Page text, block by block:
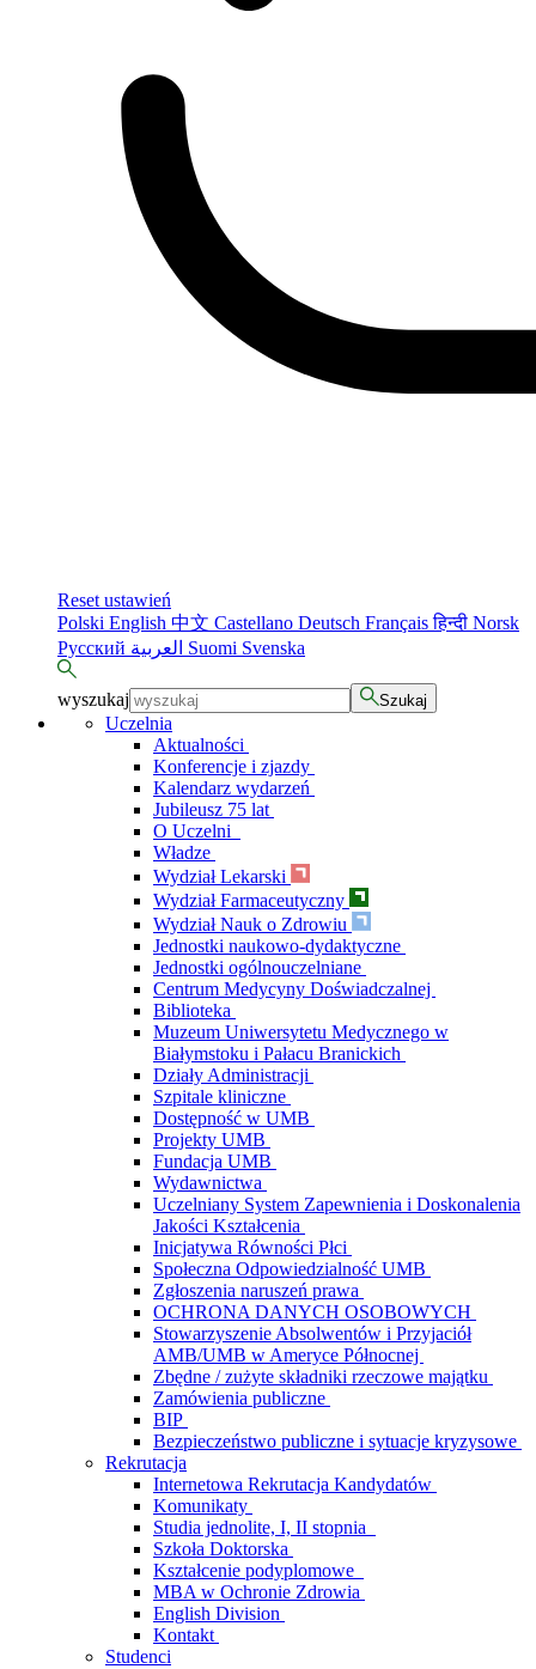
Reset ustawień
Polski English 中文 Castellano Deutsch Françaisहिन्दी Norsk
Русский
Suomi Svenska
wyszukaj Szukaj
Uczelnia
Aktualności
Konferencje i zjazdy
Kalendarz wydarzeń
Jubileusz 75 lat
O Uczelni
Władze
Wydział Lekarski
Wydział Farmaceutyczny
Wydział Nauk o Zdrowiu
Jednostki naukowo-dydaktyczne
Jednostki ogólnouczelniane
Centrum Medycyny Doświadczalnej
Biblioteka
Muzeum Uniwersytetu Medycznego w
Białymstoku i Pałacu Branickich
Działy Administracji
Szpitale kliniczne
Dostępność w UMB
Projekty UMB
Fundacja UMB
Wydawnictwa
Uczelniany System Zapewnienia i Doskonalenia
Jakości Kształcenia
Inicjatywa Równości Płci
Społeczna Odpowiedzialność UMB
Zgłoszenia naruszeń prawa
OCHRONA DANYCH OSOBOWYCH
Stowarzyszenie Absolwentów i Przyjaciół
AMB/UMB w Ameryce Północnej
Zbędne / zużyte składniki rzeczowe majątku
Zamówienia publiczne
BIP
Bezpieczeństwo publiczne i sytuacje kryzysowe
Rekrutacja
Internetowa Rekrutacja Kandydatów
Komunikaty
Studia jednolite, I, II stopnia
Szkoła Doktorska
Kształcenie podyplomowe
MBA w Ochronie Zdrowia
English Division
Kontakt
Studenci